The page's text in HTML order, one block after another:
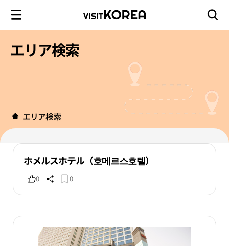
エリア検索
エリア検索
ホメルスホテル（호메르스호텔）
0 0